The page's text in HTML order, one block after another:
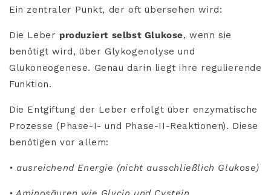
Ein zentraler Punkt, der oft übersehen wird:
Die Leber produziert selbst Glukose, wenn sie
benötigt wird, über Glykogenolyse und
Glukoneogenese. Genau darin liegt ihre regulierende
Funktion.
Die Entgiftung der Leber erfolgt über enzymatische
Prozesse (Phase-I- und Phase-II-Reaktionen). Diese
benötigen vor allem:
• ausreichend Energie (nicht ausschließlich Glukose)